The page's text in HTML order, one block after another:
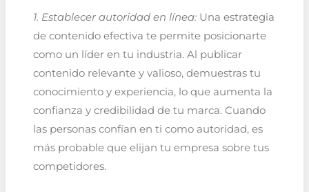
1. Establecer autoridad en línea:Una estrategia
de contenido efectiva te permite posicionarte
como un líder en tu industria. Al publicar
contenido relevante y valioso, demuestras tu
conocimiento y experiencia, lo que aumenta la
confianza y credibilidad de tu marca. Cuando
las personas confían en ti como autoridad, es
más probable que elijan tu empresa sobre tus
competidores.